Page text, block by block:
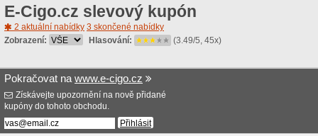
Obchody